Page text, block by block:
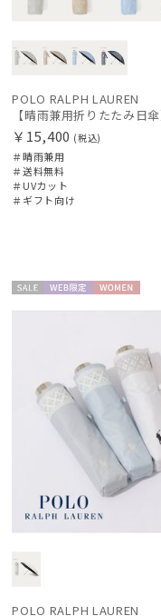
POLO RALPH LAUREN
￥15,400 (税込)
＃晴雨兼用
＃送料無料
＃UVカット
＃ギフト向け
POLO RALPH LAUREN